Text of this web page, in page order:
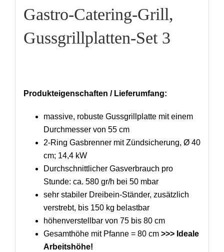
Gastro-Catering-Grill,
Gussgrillplatten-Set 3
Produkteigenschaften / Lieferumfang:
massive, robuste Gussgrillplatte mit einem
Durchmesser von 55 cm
2-Ring Gasbrenner mit Zündsicherung, Ø 40
cm; 14,4 kW
Durchschnittlicher Gasverbrauch pro
Stunde: ca. 580 gr/h bei 50 mbar
sehr stabiler Dreibein-Ständer, zusätzlich
verstrebt, bis 150 kg belastbar
höhenverstellbar von 75 bis 80 cm
Gesamthöhe mit Pfanne = 80 cm >>> Ideale
Arbeitshöhe!